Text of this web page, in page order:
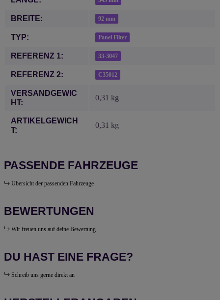
BREITE: 92 mm
TYP: Panel Filter
REFERENZ 1: 33-3047
REFERENZ 2: C35012
VERSANDGEWIC
HT:
0,31 kg
ARTIKELGEWICH
T:
0,31 kg
PASSENDE FAHRZEUGE
Übersicht der passenden Fahrzeuge
BEWERTUNGEN
Wir freuen uns auf deine Bewertung
DU HAST EINE FRAGE?
Schreib uns gerne direkt an